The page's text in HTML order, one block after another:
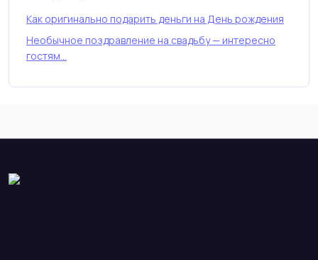
Как оригинально подарить деньги на День рождения
Необычное поздравление на свадьбу — интересно
гостям…